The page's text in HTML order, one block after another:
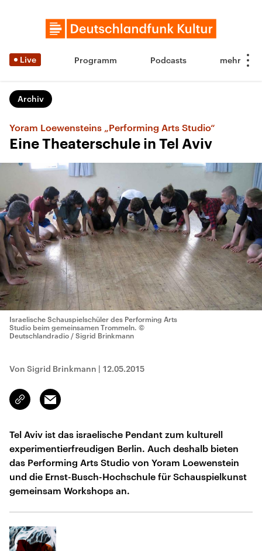
Live Programm Podcasts
Archiv
Yoram Loewensteins „Performing Arts Studio“
Eine Theaterschule in Tel Aviv
Israelische Schauspielschüler des Performing Arts
Studio beim gemeinsamen Trommeln. ©
Deutschlandradio / Sigrid Brinkmann
Von Sigrid Brinkmann | 12.05.2015
Link
kopieren/teilen
Email
Tel Aviv ist das israelische Pendant zum kulturell
experimentierfreudigen Berlin. Auch deshalb bieten
das Performing Arts Studio von Yoram Loewenstein
und die Ernst-Busch-Hochschule für Schauspielkunst
gemeinsam Workshops an.